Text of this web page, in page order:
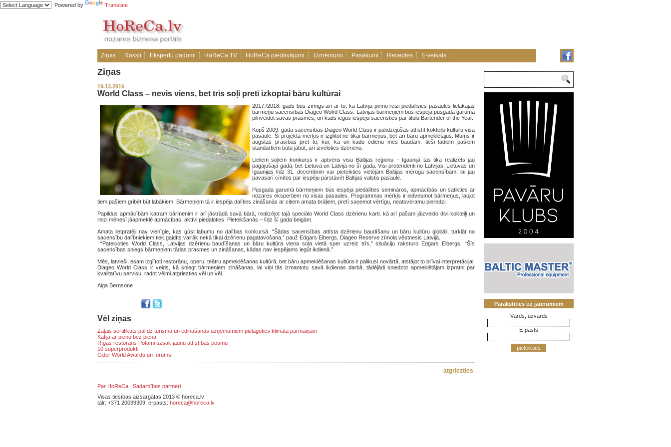
Powered by Translate
Ziņas Raksti Ekspertu padomi HoReCa TV HoReCa piedāvājumi Uzņēmumi Pasākumi Receptes E-veikals
Ziņas
19.12.2016
World Class – nevis viens, bet trīs soļi pretī izkoptai bāru kultūrai
2017./2018. gads būs zīmīgs arī ar to, ka Latvija pirmo reizi piedalīsies pasaules lielākajās
bārmeņu sacensībās Diageo Wolrd Class. Latvijas bārmeņiem būs iespēja pusgada garumā
pilnveidot savas prasmes, un kāds iegūs iespēju sacensties par titulu Bartender of the Year.
Kopš 2009. gada sacensības Diageo World Class ir palīdzējušas attīstīt kokteiļu kultūru visā
pasaulē. Šī projekta mērķis ir izglītot ne tikai bārmeņus, bet arī bāru apmeklētājus. Mums ir
augstas prasības pret to, kur, kā un kādu ēdienu mēs baudām, tieši tādiem pašiem
standartiem būtu jābūt, arī izvēloties dzērienu.
Lieliem soļiem konkurss ir aptvēris visu Baltijas reģionu – Igaunijā tas tika realizēts jau
pagājušajā gadā, bet Lietuvā un Latvijā no šī gada. Visi pretendenti no Latvijas, Lietuvas un
Igaunijas līdz 31. decembrim var pieteikties vietējām Baltijas mēroga sacensībām, lai jau
pavasarī cīnītos par iespēju pārstāvēt Baltijas valstis pasaulē.
Pusgada garumā bārmeņiem būs iespēja piedalīties semināros, apmācībās un satikties ar
nozares ekspertiem no visas pasaules. Programmas mērķis ir iedvesmot bārmeņus, ļaujot
tiem pašiem gribēt būt labākiem. Bārmeņiem tā ir iespēja dalīties zināšanās ar citiem amata brāļiem, pretī saņemot vērtīgu, neatsveramu pieredzi.
Papildus apmācībām katram bārmenim ir arī jāstrādā savā bārā, realizējot tajā speciālo World Class dzērienu karti, kā arī pašam jāizveido divi kokteiļi un
reizi mēnesī jāapmeklē apmācības, aktīvi piedaloties. Pieteikšanās – līdz šī gada beigām.
Amata lietpratēji nav vienīgie, kas gūst labumu no dalības konkursā. “Šādas sacensības attīsta dzērienu baudīšanu un bāru kultūru globāli, turklāt no
sacensību dalībniekiem tiek gaidīts vairāk nekā tikai dzērienu pagatavošana,” pauž Edgars Elbergs, Diageo Reserve zīmola vēstnesis Latvijā.
“Pateicoties World Class, Latvijas dzērienu baudīšanas un bāru kultūra viena soļa vietā sper uzreiz trīs,” situāciju raksturo Edgars Elbergs. “Šīs
sacensības sniegs bārmeņiem tādas prasmes un zināšanas, kādas nav iespējams iegūt ikdienā.”
Mēs, latvieši, esam izglītoti restorānu, operu, teātru apmeklēšanas kultūrā, bet bāru apmeklēšanas kultūra ir palikusi novārtā, atstājot to brīvai interpretācijai.
Diageo World Class ir veids, kā sniegt bārmeņiem zināšanas, lai viņi tās izmantotu savā ikdienas darbā, tādējādi sniedzot apmeklētājam izpratni par
kvalitatīvu servisu, radot vēlmi atgriezties vēl un vēl.
Aiga Bernsone
Vēl ziņas
Zaļais sertifikāts palīdz tūrisma un ēdināšanas uzņēmumiem pielāgoties klimata pārmaiņām
Kafija ar pienu bez piena
Rīgas restorāns Potami uzsāk jaunu attīstības posmu
10 superprodukti
Cider World Awards un forums
atgriezties
Parakstīties uz jaunumiem
Vārds, uzvārds
E-pasts
pieteikties
Par HoReCa
Sadarbības partneri
Visas tiesības aizsargātas 2013 © horeca.lv
tālr: +371 20039309; e-pasts: horeca@horeca.lv